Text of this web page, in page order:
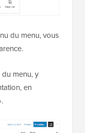
du menu, vous
menu, y
en